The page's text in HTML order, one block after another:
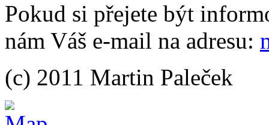
Pokud si přejete být
nám Váš e-mail na adresu:
(c) 2011 Martin Paleček